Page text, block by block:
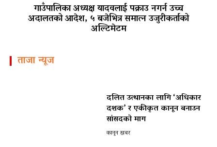
गाउँपालिका अध्यक्ष यादवलाई पक्राउ नगर्न उच्च
अदालतको आदेश, ५ बजेभित्र समात्न उजुरीकर्ताको
अल्टिमेटम
ताजा न्यूज
दलित उत्थानका लागि ‘अधिकार
दशक’ र एकीकृत कानून बनाउन
सांसदको माग
कानून खबर